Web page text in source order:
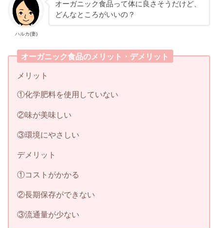
ハルカ(妻)
オーガニック食品って体に良さそうだけど、
どんなところがいいの？
オーガニック食品のメリット・デメリット
メリット
①化学肥料を使用していない
②味が美味しい
③環境にやさしい
デメリット
①コストがかかる
②長期保存ができない
③流通量が少ない